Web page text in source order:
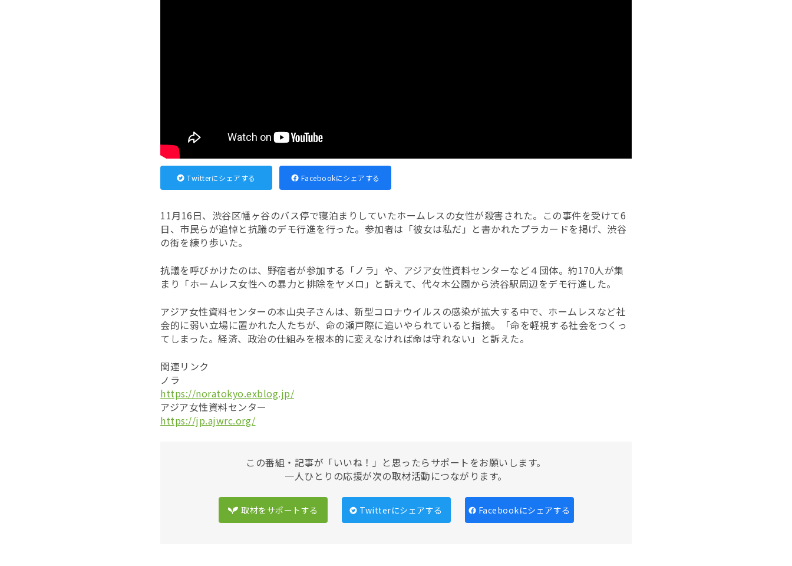
Twitterにシェアする Facebookにシェアする
11月16日、渋谷区幡ヶ谷のバス停で寝泊まりしていたホームレスの女性が殺害された。この事件を受けて6
日、市民らが追悼と抗議のデモ行進を行った。参加者は「彼女は私だ」と書かれたプラカードを掲げ、渋谷
の街を練り歩いた。
抗議を呼びかけたのは、野宿者が参加する「ノラ」や、アジア女性資料センターなど４団体。約170人が集
まり「ホームレス女性への暴力と排除をヤメロ」と訴えて、代々木公園から渋谷駅周辺をデモ行進した。
アジア女性資料センターの本山央子さんは、新型コロナウイルスの感染が拡大する中で、ホームレスなど社
会的に弱い立場に置かれた人たちが、命の瀬戸際に追いやられていると指摘。「命を軽視する社会をつくっ
てしまった。経済、政治の仕組みを根本的に変えなければ命は守れない」と訴えた。
関連リンク
ノラ
https://noratokyo.exblog.jp/
アジア女性資料センター
https://jp.ajwrc.org/
この番組・記事が「いいね！」と思ったらサポートをお願いします。
一人ひとりの応援が次の取材活動につながります。
取材をサポートする Twitterにシェアする Facebookにシェアする